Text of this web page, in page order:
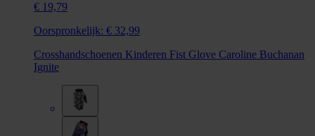
€ 19,79
Oorspronkelijk: € 32,99
Crosshandschoenen Kinderen Fist Glove Caroline Buchanan
Ignite